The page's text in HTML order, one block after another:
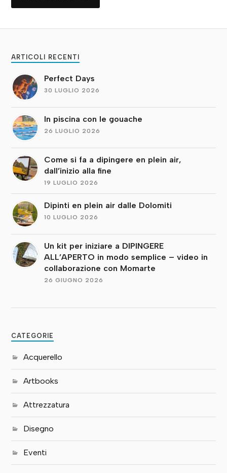
ARTICOLI RECENTI
Perfect Days
30 LUGLIO 2026
In piscina con le gouache
26 LUGLIO 2026
Come si fa a dipingere en plein air,
dall’inizio alla fine
19 LUGLIO 2026
Dipinti en plein air dalle Dolomiti
10 LUGLIO 2026
Un kit per iniziare a DIPINGERE
ALL’APERTO in modo semplice – video in
collaborazione con Momarte
26 GIUGNO 2026
CATEGORIE
Acquerello
Artbooks
Attrezzatura
Disegno
Eventi